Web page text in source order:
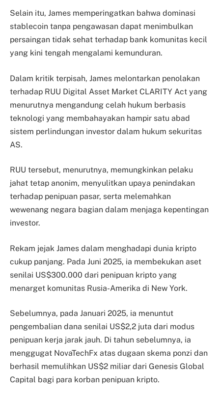
Selain itu, James memperingatkan bahwa dominasi
stablecoin tanpa pengawasan dapat menimbulkan
persaingan tidak sehat terhadap bank komunitas kecil
yang kini tengah mengalami kemunduran.
Dalam kritik terpisah, James melontarkan penolakan
terhadap RUU Digital Asset Market CLARITY Act yang
menurutnya mengandung celah hukum berbasis
teknologi yang membahayakan hampir satu abad
sistem perlindungan investor dalam hukum sekuritas
AS.
RUU tersebut, menurutnya, memungkinkan pelaku
jahat tetap anonim, menyulitkan upaya penindakan
terhadap penipuan pasar, serta melemahkan
wewenang negara bagian dalam menjaga kepentingan
investor.
Rekam jejak James dalam menghadapi dunia kripto
cukup panjang. Pada Juni 2025, ia membekukan aset
senilai US$300.000 dari penipuan kripto yang
menarget komunitas Rusia-Amerika di New York.
Sebelumnya, pada Januari 2025, ia menuntut
pengembalian dana senilai US$2,2 juta dari modus
penipuan kerja jarak jauh. Di tahun sebelumnya, ia
menggugat NovaTechFx atas dugaan skema ponzi dan
berhasil memulihkan US$2 miliar dari Genesis Global
Capital bagi para korban penipuan kripto.